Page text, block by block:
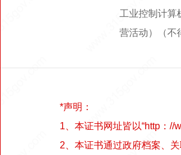
工业控制计算
营活动）（不
*声明：
1、本证书网址皆以“http：//
2、本证书通过政府档案、